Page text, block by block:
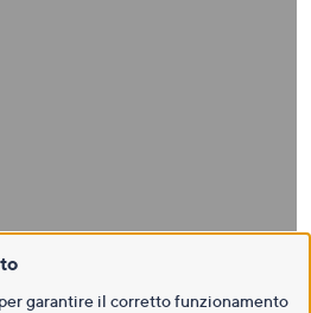
garantire il corretto funzionamento